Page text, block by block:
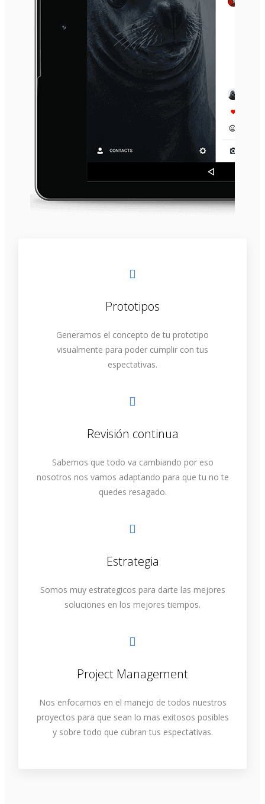
Prototipos
Generamos el concepto de tu prototipo
visualmente para poder cumplir con tus
espectativas.
Revisión continua
Sabemos que todo va cambiando por eso
nosotros nos vamos adaptando para que tu no te
quedes resagado.
Estrategia
Somos muy estrategicos para darte las mejores
soluciones en los mejores tiempos.
Project Management
Nos enfocamos en el manejo de todos nuestros
proyectos para que sean lo mas exitosos posibles
y sobre todo que cubran tus espectativas.